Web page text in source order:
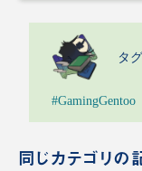
タグ
#GamingGentoo
同じカテゴリの